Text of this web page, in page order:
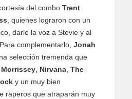
del combo Trent
, quienes lograron con un
darle la voz a Stevie y al
complementarlo, Jonah
selección tremenda que
Morrissey Nirvana The
y un muy bien
raperos que atraparán muy